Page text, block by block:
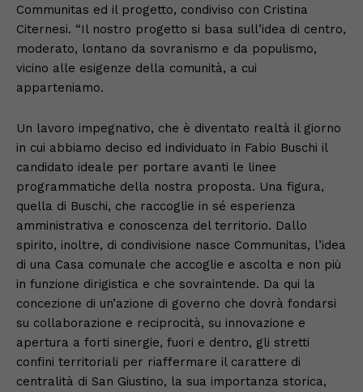
Communitas ed il progetto, condiviso con Cristina
Citernesi. “Il nostro progetto si basa sull’idea di centro,
moderato, lontano da sovranismo e da populismo,
vicino alle esigenze della comunità, a cui
apparteniamo.
Un lavoro impegnativo, che è diventato realtà il giorno
in cui abbiamo deciso ed individuato in Fabio Buschi il
candidato ideale per portare avanti le linee
programmatiche della nostra proposta. Una figura,
quella di Buschi, che raccoglie in sé esperienza
amministrativa e conoscenza del territorio. Dallo
spirito, inoltre, di condivisione nasce Communitas, l’idea
di una Casa comunale che accoglie e ascolta e non più
in funzione dirigistica e che sovraintende. Da qui la
concezione di un’azione di governo che dovrà fondarsi
su collaborazione e reciprocità, su innovazione e
apertura a forti sinergie, fuori e dentro, gli stretti
confini territoriali per riaffermare il carattere di
centralità di San Giustino, la sua importanza storica,